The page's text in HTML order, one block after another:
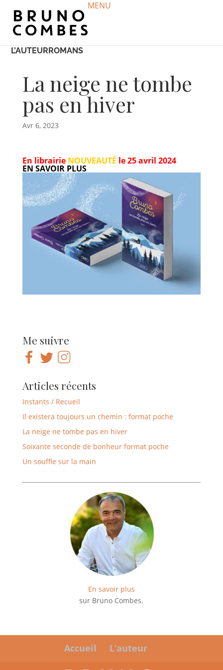
MENU
L’AUTEURROMANS
La neige ne tombe
pas en hiver
Avr 6, 2023
En librairie NOUVEAUTÉ le 25 avril 2024
EN SAVOIR PLUS
Me suivre
Articles récents
Instants / Recueil
Il existera toujours un chemin : format poche
La neige ne tombe pas en hiver
Soixante seconde de bonheur format poche
Un souffle sur la main
En savoir plus
sur Bruno Combes.
Accueil L’auteur